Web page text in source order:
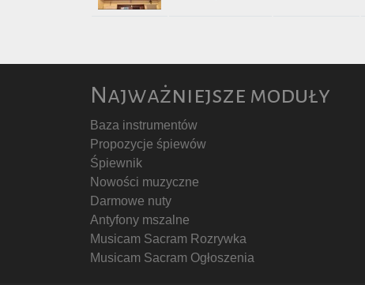
Najważniejsze moduły
Baza instrumentów
Propozycje śpiewów
Śpiewnik
Nowości muzyczne
Darmowe nuty
Antyfony mszalne
Musicam Sacram Rozrywka
Musicam Sacram Ogłoszenia